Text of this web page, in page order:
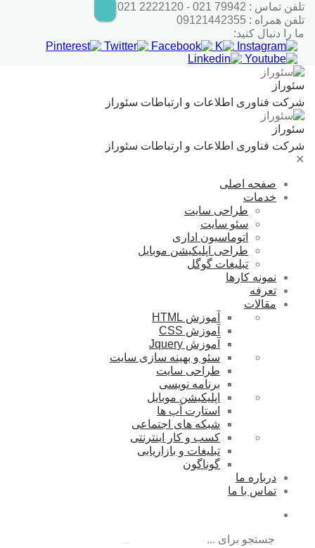
پرش
محتوا
تلفن تماس : 79942 021 - 2222120 021
تلفن همراه : 09121442355
ما را دنبال کنید:
سئوراز
شرکت فناوری اطلاعات و ارتباطات سئوراز
سئوراز
شرکت فناوری اطلاعات و ارتباطات سئوراز
✕
صفحه اصلی
خدمات
طراحی سایت
سئو سایت
اتوماسیون اداری
طراحی اپلیکیشن موبایل
تبلیغات گوگل
نمونه کارها
تعرفه
مقالات
آموزش HTML
آموزش CSS
آموزش Jquery
سئو و بهینه سازی سایت
طراحی سایت
برنامه نویسی
اپلیکیشن موبایل
استارت آپ ها
شبکه های اجتماعی
کسب و کار اینترنتی
تبلیغات و بازاریابی
گوناگون
درباره ما
تماس با ما
جستجو